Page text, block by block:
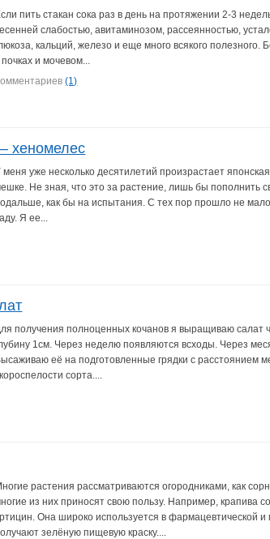
пить стакан сока раз в день на протяжении 2-3
слабостью, авитаминозом, рассеянностью,
кальций, железо и еще много всякого
почках и мочевом...
(1)
хеномелес
меня уже несколько десятилетий произрастает
Не зная, что это за растение, лишь бы пополнить
как бы на испытания. С тех пор прошло не
Я ее...
получения полноценных кочанов я выращиваю салат
1см. Через неделю появляются всходы. Через
её на подготовленные грядки с расстоянием
сорта....
растения рассматриваются огородниками, как
из них приносят свою пользу. Например, крапива
Она широко используется в фармацевтической
зелёную пищевую краску....